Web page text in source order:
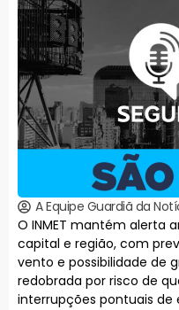
A Equipe Guardiã da
O INMET mantém alerta
capital e região, com
vento e possibilidade de
redobrada por risco de
interrupções pontuais de